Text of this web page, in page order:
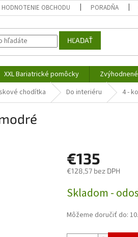
HODNOTENIE OBCHODU PORADŇA
HĽADAŤ
XXL Bariatrické pomôcky
chodítka Do interiéru 4 -
€135
€128,57 bez DPH
cena:
Skladom -
Môžeme doručiť do: